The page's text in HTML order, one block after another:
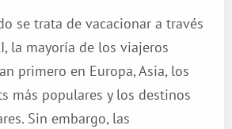
se trata de vacacionar a través
la mayoría de los viajeros
primero en Europa, Asia, los
más populares y los destinos
Sin embargo, las